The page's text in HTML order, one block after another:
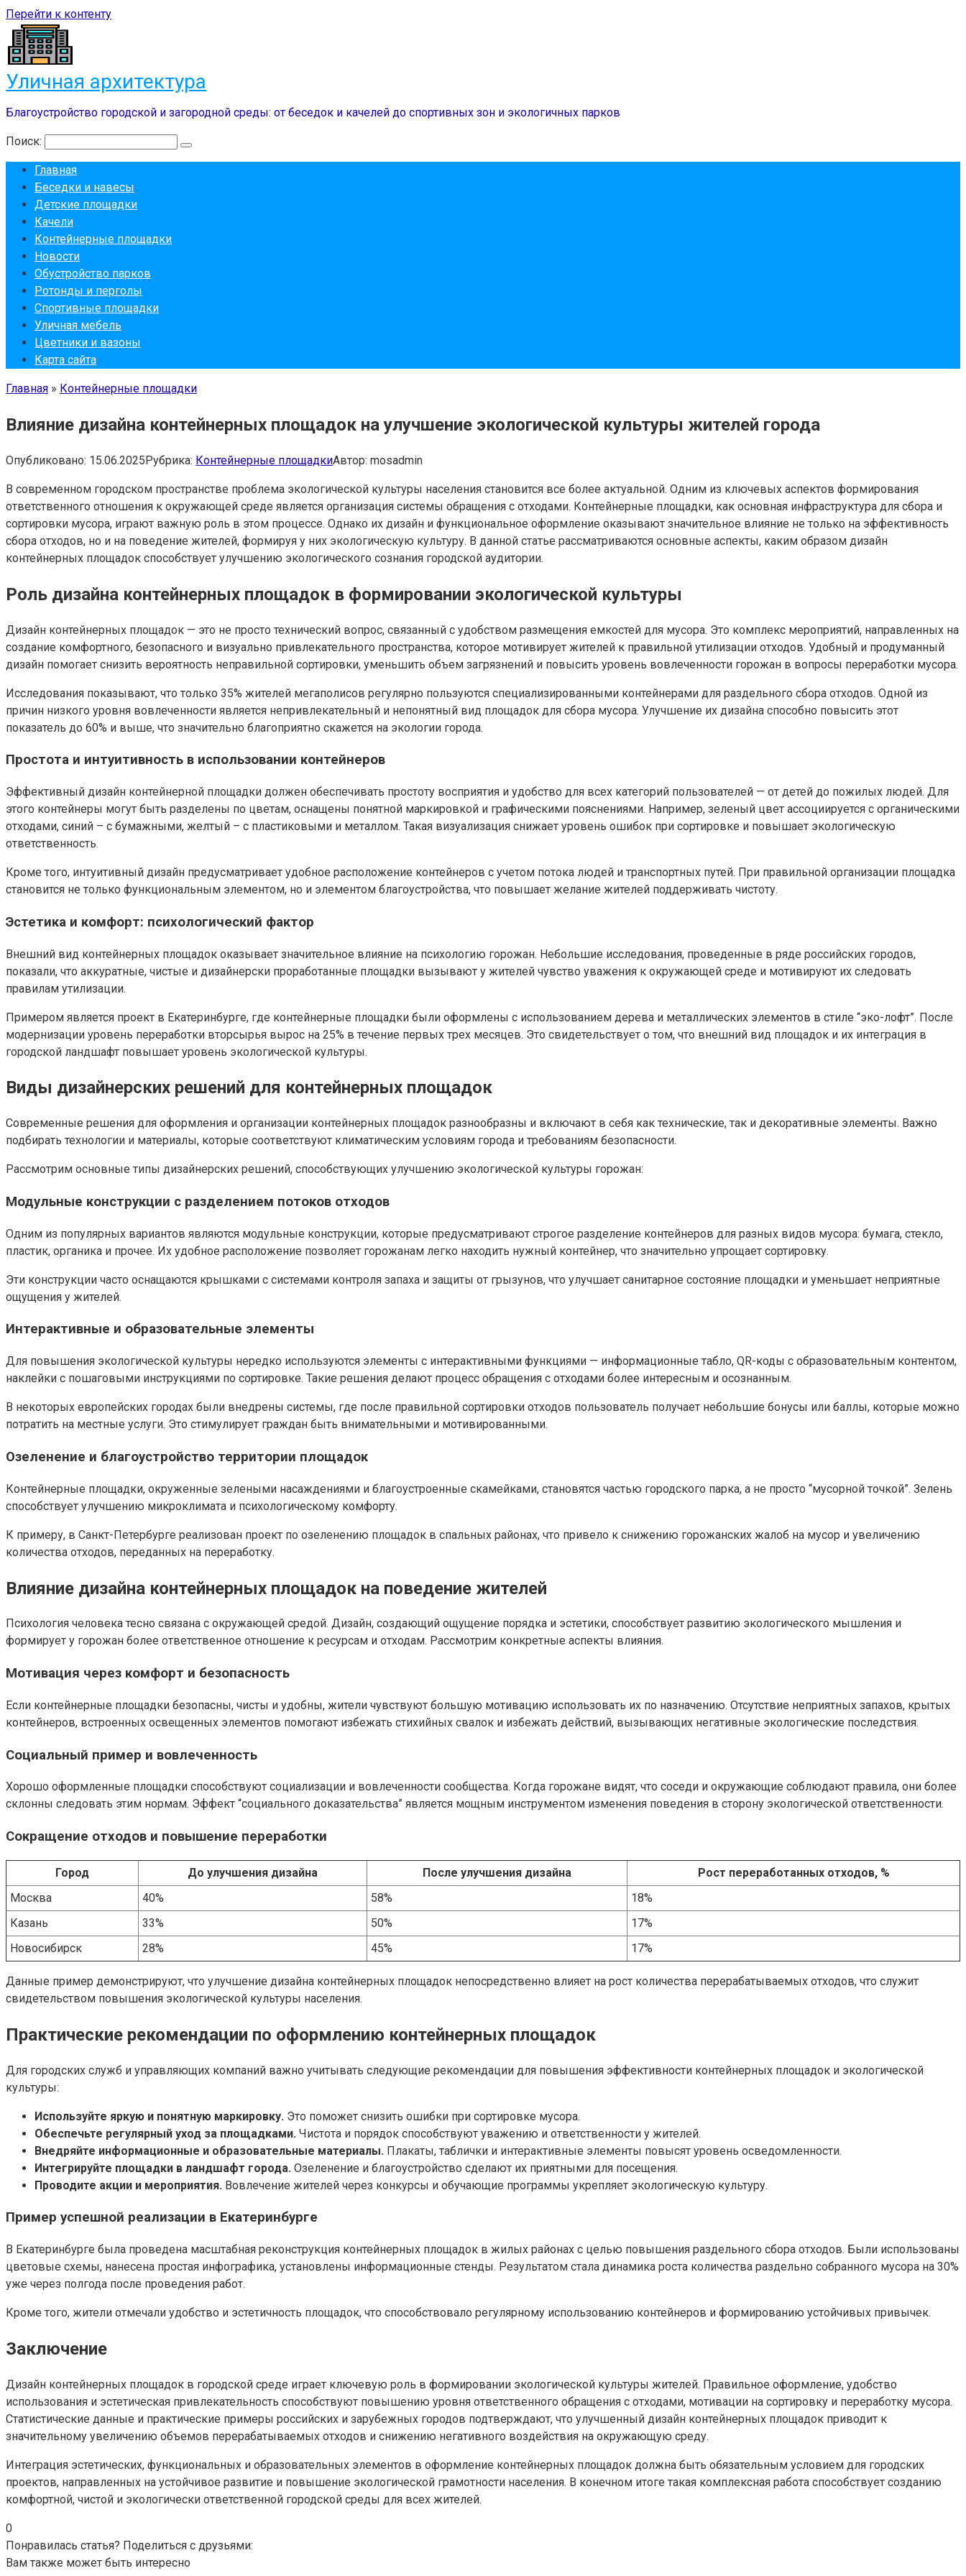
Перейти к контенту
Уличная архитектура
Благоустройство городской и загородной среды: от беседок и качелей до спортивных зон и экологичных парков
Поиск:
Главная
Беседки и навесы
Детские площадки
Качели
Контейнерные площадки
Новости
Обустройство парков
Ротонды и перголы
Спортивные площадки
Уличная мебель
Цветники и вазоны
Карта сайта
Главная » Контейнерные площадки
Влияние дизайна контейнерных площадок на улучшение экологической культуры жителей города
Опубликовано: 15.06.2025Рубрика: Контейнерные площадкиАвтор: mosadmin
В современном городском пространстве проблема экологической культуры населения становится все более актуальной. Одним из ключевых аспектов формирования
ответственного отношения к окружающей среде является организация системы обращения с отходами. Контейнерные площадки, как основная инфраструктура для сбора и
сортировки мусора, играют важную роль в этом процессе. Однако их дизайн и функциональное оформление оказывают значительное влияние не только на эффективность
сбора отходов, но и на поведение жителей, формируя у них экологическую культуру. В данной статье рассматриваются основные аспекты, каким образом дизайн
контейнерных площадок способствует улучшению экологического сознания городской аудитории.
Роль дизайна контейнерных площадок в формировании экологической культуры
Дизайн контейнерных площадок — это не просто технический вопрос, связанный с удобством размещения емкостей для мусора. Это комплекс мероприятий, направленных на
создание комфортного, безопасного и визуально привлекательного пространства, которое мотивирует жителей к правильной утилизации отходов. Удобный и продуманный
дизайн помогает снизить вероятность неправильной сортировки, уменьшить объем загрязнений и повысить уровень вовлеченности горожан в вопросы переработки мусора.
Исследования показывают, что только 35% жителей мегаполисов регулярно пользуются специализированными контейнерами для раздельного сбора отходов. Одной из
причин низкого уровня вовлеченности является непривлекательный и непонятный вид площадок для сбора мусора. Улучшение их дизайна способно повысить этот
показатель до 60% и выше, что значительно благоприятно скажется на экологии города.
Простота и интуитивность в использовании контейнеров
Эффективный дизайн контейнерной площадки должен обеспечивать простоту восприятия и удобство для всех категорий пользователей — от детей до пожилых людей. Для
этого контейнеры могут быть разделены по цветам, оснащены понятной маркировкой и графическими пояснениями. Например, зеленый цвет ассоциируется с органическими
отходами, синий – с бумажными, желтый – с пластиковыми и металлом. Такая визуализация снижает уровень ошибок при сортировке и повышает экологическую
ответственность.
Кроме того, интуитивный дизайн предусматривает удобное расположение контейнеров с учетом потока людей и транспортных путей. При правильной организации площадка
становится не только функциональным элементом, но и элементом благоустройства, что повышает желание жителей поддерживать чистоту.
Эстетика и комфорт: психологический фактор
Внешний вид контейнерных площадок оказывает значительное влияние на психологию горожан. Небольшие исследования, проведенные в ряде российских городов,
показали, что аккуратные, чистые и дизайнерски проработанные площадки вызывают у жителей чувство уважения к окружающей среде и мотивируют их следовать
правилам утилизации.
Примером является проект в Екатеринбурге, где контейнерные площадки были оформлены с использованием дерева и металлических элементов в стиле “эко-лофт”. После
модернизации уровень переработки вторсырья вырос на 25% в течение первых трех месяцев. Это свидетельствует о том, что внешний вид площадок и их интеграция в
городской ландшафт повышает уровень экологической культуры.
Виды дизайнерских решений для контейнерных площадок
Современные решения для оформления и организации контейнерных площадок разнообразны и включают в себя как технические, так и декоративные элементы. Важно
подбирать технологии и материалы, которые соответствуют климатическим условиям города и требованиям безопасности.
Рассмотрим основные типы дизайнерских решений, способствующих улучшению экологической культуры горожан:
Модульные конструкции с разделением потоков отходов
Одним из популярных вариантов являются модульные конструкции, которые предусматривают строгое разделение контейнеров для разных видов мусора: бумага, стекло,
пластик, органика и прочее. Их удобное расположение позволяет горожанам легко находить нужный контейнер, что значительно упрощает сортировку.
Эти конструкции часто оснащаются крышками с системами контроля запаха и защиты от грызунов, что улучшает санитарное состояние площадки и уменьшает неприятные
ощущения у жителей.
Интерактивные и образовательные элементы
Для повышения экологической культуры нередко используются элементы с интерактивными функциями — информационные табло, QR-коды с образовательным контентом,
наклейки с пошаговыми инструкциями по сортировке. Такие решения делают процесс обращения с отходами более интересным и осознанным.
В некоторых европейских городах были внедрены системы, где после правильной сортировки отходов пользователь получает небольшие бонусы или баллы, которые можно
потратить на местные услуги. Это стимулирует граждан быть внимательными и мотивированными.
Озеленение и благоустройство территории площадок
Контейнерные площадки, окруженные зелеными насаждениями и благоустроенные скамейками, становятся частью городского парка, а не просто “мусорной точкой”. Зелень
способствует улучшению микроклимата и психологическому комфорту.
К примеру, в Санкт-Петербурге реализован проект по озеленению площадок в спальных районах, что привело к снижению горожанских жалоб на мусор и увеличению
количества отходов, переданных на переработку.
Влияние дизайна контейнерных площадок на поведение жителей
Психология человека тесно связана с окружающей средой. Дизайн, создающий ощущение порядка и эстетики, способствует развитию экологического мышления и
формирует у горожан более ответственное отношение к ресурсам и отходам. Рассмотрим конкретные аспекты влияния.
Мотивация через комфорт и безопасность
Если контейнерные площадки безопасны, чисты и удобны, жители чувствуют большую мотивацию использовать их по назначению. Отсутствие неприятных запахов, крытых
контейнеров, встроенных освещенных элементов помогают избежать стихийных свалок и избежать действий, вызывающих негативные экологические последствия.
Социальный пример и вовлеченность
Хорошо оформленные площадки способствуют социализации и вовлеченности сообщества. Когда горожане видят, что соседи и окружающие соблюдают правила, они более
склонны следовать этим нормам. Эффект “социального доказательства” является мощным инструментом изменения поведения в сторону экологической ответственности.
Сокращение отходов и повышение переработки
Город До улучшения дизайна После улучшения дизайна
Рост переработанных отходов, %
Москва
40% 58%
18%
Казань
33% 50%
17%
Новосибирск
28% 45% 17%
Данные пример демонстрируют, что улучшение дизайна контейнерных площадок непосредственно влияет на рост количества перерабатываемых отходов, что служит
свидетельством повышения экологической культуры населения.
Практические рекомендации по оформлению контейнерных площадок
Для городских служб и управляющих компаний важно учитывать следующие рекомендации для повышения эффективности контейнерных площадок и экологической
культуры:
Используйте яркую и понятную маркировку. Это поможет снизить ошибки при сортировке мусора.
Обеспечьте регулярный уход за площадками. Чистота и порядок способствуют уважению и ответственности у жителей.
Внедряйте информационные и образовательные материалы. Плакаты, таблички и интерактивные элементы повысят уровень осведомленности.
Интегрируйте площадки в ландшафт города. Озеленение и благоустройство сделают их приятными для посещения.
Проводите акции и мероприятия. Вовлечение жителей через конкурсы и обучающие программы укрепляет экологическую культуру.
Пример успешной реализации в Екатеринбурге
В Екатеринбурге была проведена масштабная реконструкция контейнерных площадок в жилых районах с целью повышения раздельного сбора отходов. Были использованы
цветовые схемы, нанесена простая инфографика, установлены информационные стенды. Результатом стала динамика роста количества раздельно собранного мусора на 30%
уже через полгода после проведения работ.
Кроме того, жители отмечали удобство и эстетичность площадок, что способствовало регулярному использованию контейнеров и формированию устойчивых привычек.
Заключение
Дизайн контейнерных площадок в городской среде играет ключевую роль в формировании экологической культуры жителей. Правильное оформление, удобство
использования и эстетическая привлекательность способствуют повышению уровня ответственного обращения с отходами, мотивации на сортировку и переработку мусора.
Статистические данные и практические примеры российских и зарубежных городов подтверждают, что улучшенный дизайн контейнерных площадок приводит к
значительному увеличению объемов перерабатываемых отходов и снижению негативного воздействия на окружающую среду.
Интеграция эстетических, функциональных и образовательных элементов в оформление контейнерных площадок должна быть обязательным условием для городских
проектов, направленных на устойчивое развитие и повышение экологической грамотности населения. В конечном итоге такая комплексная работа способствует созданию
комфортной, чистой и экологически ответственной городской среды для всех жителей.
0
Понравилась статья? Поделиться с друзьями:
Вам также может быть интересно